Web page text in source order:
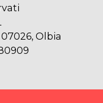
Olbia